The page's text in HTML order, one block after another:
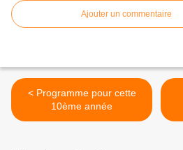
Ajouter un commentaire
< Programme pour cette
10ème année